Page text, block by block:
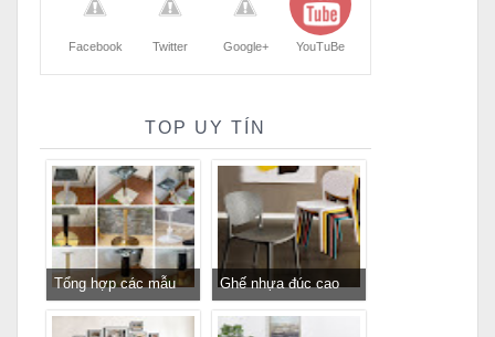
Facebook Twitter Google+ YouTuBe
TOP UY TÍN
Tổng hợp các mẫu
chân bàn cafe, chân
bàn decor, chân bàn
Ghế nhựa đúc cao
cấp cho nhà hàng
khách sạn giá rẻ